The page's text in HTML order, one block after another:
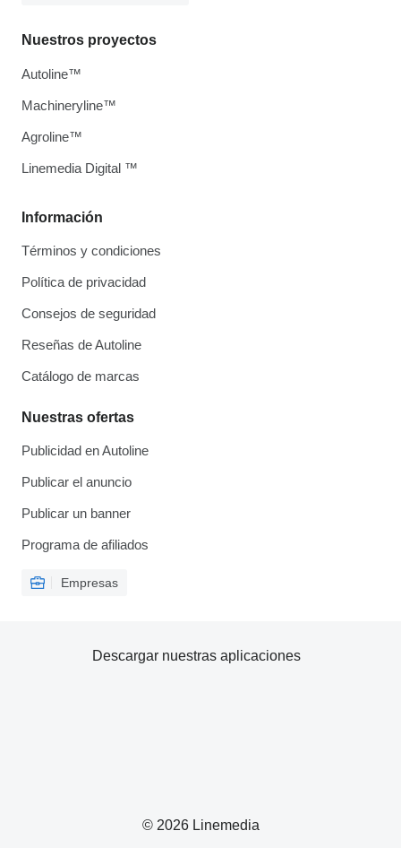
Información
Términos y condiciones
Política de privacidad
Consejos de seguridad
Reseñas de Autoline
Catálogo de marcas
Nuestras ofertas
Publicidad en Autoline
Publicar el anuncio
Publicar un banner
Programa de afiliados
Empresas
Nuestros proyectos
Autoline™
Machineryline™
Agroline™
Linemedia Digital ™
© 2026 Linemedia
Descargar nuestras aplicaciones